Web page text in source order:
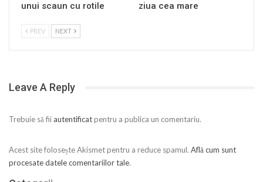
unui scaun cu rotile
ziua cea mare
PREV NEXT
Leave A Reply
Trebuie să fii autentificatpentru a publica un comentariu.
Acest site folosește Akismet pentru a reduce spamul. Află cum sunt
procesate datele comentariilor tale.